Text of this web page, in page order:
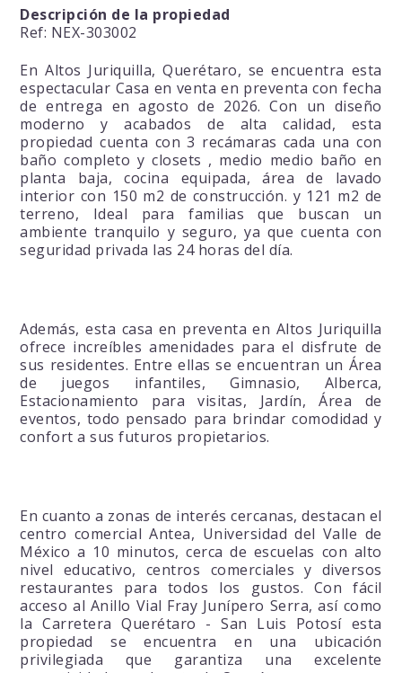
Descripción de la propiedad
Ref: NEX-303002
En Altos Juriquilla, Querétaro, se encuentra esta
espectacular Casa en venta en preventa con fecha
de entrega en agosto de 2026. Con un diseño
moderno y acabados de alta calidad, esta
propiedad cuenta con 3 recámaras cada una con
baño completo y closets , medio medio baño en
planta baja, cocina equipada, área de lavado
interior con 150 m2 de construcción. y 121 m2 de
terreno, Ideal para familias que buscan un
ambiente tranquilo y seguro, ya que cuenta con
seguridad privada las 24 horas del día.
Además, esta casa en preventa en Altos Juriquilla
ofrece increíbles amenidades para el disfrute de
sus residentes. Entre ellas se encuentran un Área
de juegos infantiles, Gimnasio, Alberca,
Estacionamiento para visitas, Jardín, Área de
eventos, todo pensado para brindar comodidad y
confort a sus futuros propietarios.
En cuanto a zonas de interés cercanas, destacan el
centro comercial Antea, Universidad del Valle de
México a 10 minutos, cerca de escuelas con alto
nivel educativo, centros comerciales y diversos
restaurantes para todos los gustos. Con fácil
acceso al Anillo Vial Fray Junípero Serra, así como
la Carretera Querétaro - San Luis Potosí esta
propiedad se encuentra en una ubicación
privilegiada que garantiza una excelente